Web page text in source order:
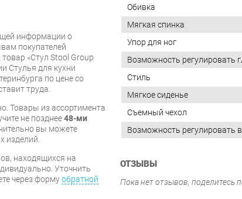
информации о
покупателей
«Стул Stool Group
Стулья для кухни
по цене со
труда.
Товары из ассортимента
не позднее48-ми
вы можете
изделий.
находящихся на
Уточнить
через формуобратной
Обивка
Мягкая спинка
Упор для ног
Возможность регулировать
Стиль
Мягкое сиденье
Съемный чехол
Возможность регулировать
ОТЗЫВЫ
Пока нет отзывов, поделитесь